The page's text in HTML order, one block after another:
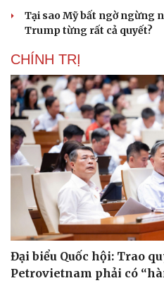
Tại sao Mỹ bất ngờ ngừng
Trump từng rất cả quyết?
CHÍNH TRỊ
Đại biểu Quốc hội: Trao
Petrovietnam phải có